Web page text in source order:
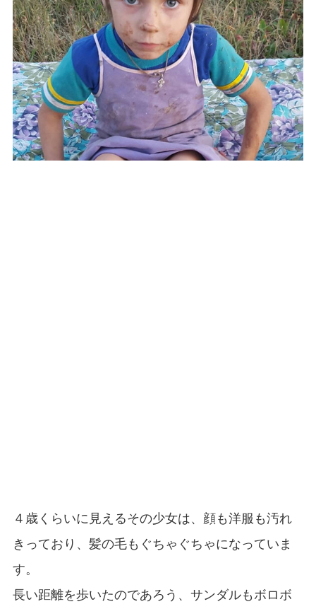
４歳くらいに見えるその少女は、顔も洋服も汚れ
きっており、髪の毛もぐちゃぐちゃになっていま
す。
長い距離を歩いたのであろう、サンダルもボロボ